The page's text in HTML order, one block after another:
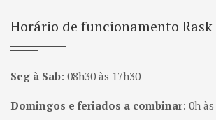
Horário de funcionamento
Seg à Sab: 08h30 às 17h30
Domingos e feriados a combinar: 0h